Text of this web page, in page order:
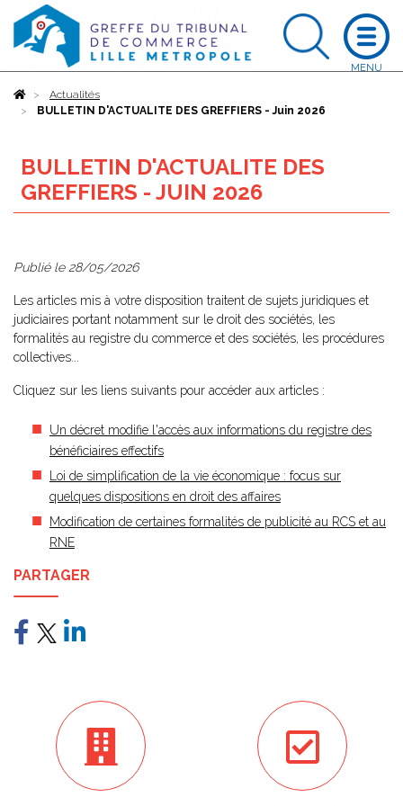
AccueilActualités
BULLETIN D'ACTUALITE DES GREFFIERS - Juin 2026
BULLETIN D'ACTUALITE DES
GREFFIERS - JUIN 2026
Publié le 28/05/2026
Les articles mis à votre disposition traitent de sujets juridiques et
judiciaires portant notamment sur le droit des sociétés, les
formalités au registre du commerce et des sociétés, les procédures
collectives...
Cliquez sur les liens suivants pour accéder aux articles :
Un décret modifie l'accès aux informations du registre des
bénéficiaires effectifs
Loi de simplification de la vie économique : focus sur
quelques dispositions en droit des affaires
Modification de certaines formalités de publicité au RCS et au
RNE
PARTAGER